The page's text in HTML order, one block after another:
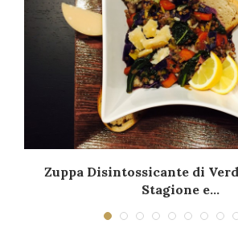
Zuppa Disintossicante di
Stagione e...